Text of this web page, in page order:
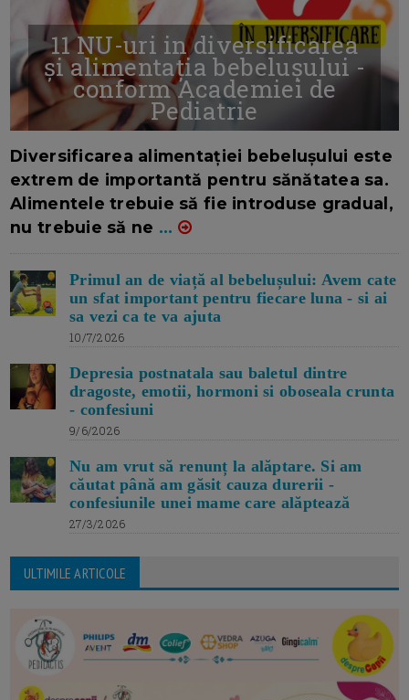
11 NU-uri in diversificarea
și alimentația bebelușului -
conform Academiei de
Pediatrie
Diversificarea alimentației bebelușului este
extrem de importantă pentru sănătatea sa.
Alimentele trebuie să fie introduse gradual,
nu trebuie să ne ...
Primul an de viață al bebelușului: Avem cate
un sfat important pentru fiecare luna - si ai
sa vezi ca te va ajuta
10/7/2026
Depresia postnatala sau baletul dintre
dragoste, emotii, hormoni si oboseala crunta
- confesiuni
9/6/2026
Nu am vrut să renunț la alăptare. Si am
căutat până am găsit cauza durerii -
confesiunile unei mame care alăptează
27/3/2026
ULTIMILE ARTICOLE